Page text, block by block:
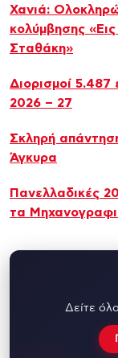
Χανιά:
κολύμβησης
Σταθάκη»
Διορισμοί 5.487
2026 – 27
Σκληρή
Άγκυρα
Πανελλαδικές
τα
Δείτε